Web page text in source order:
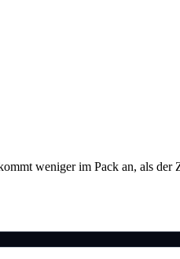
weniger im Pack an, als